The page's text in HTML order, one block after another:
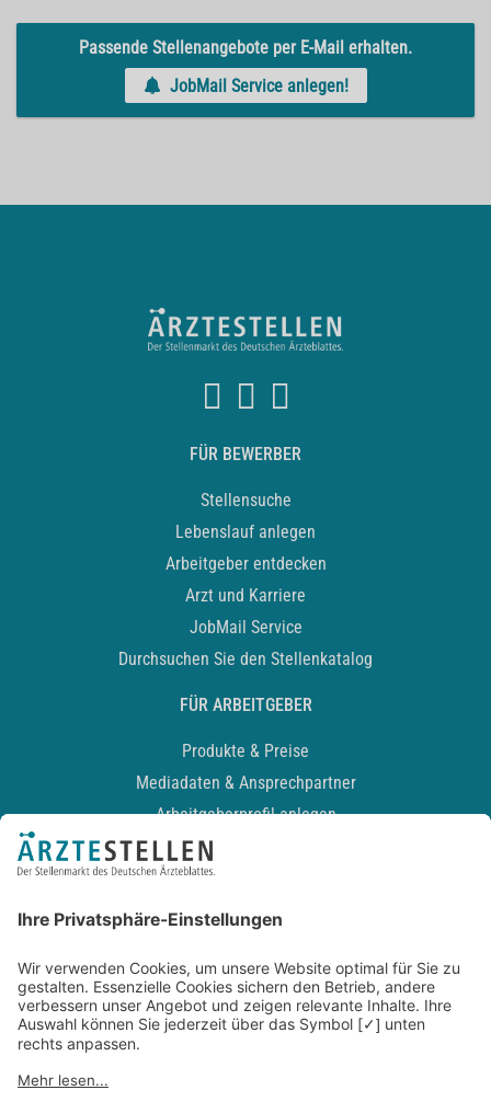
Passende Stellenangebote per E-Mail erhalten.
JobMail Service anlegen!
FÜR BEWERBER
Stellensuche
Lebenslauf anlegen
Arbeitgeber entdecken
Arzt und Karriere
JobMail Service
Durchsuchen Sie den Stellenkatalog
FÜR ARBEITGEBER
Produkte & Preise
Mediadaten & Ansprechpartner
Arbeitgeberprofil anlegen
Recruiting-Podcast
Kontakt
Datenschutz
Newsletter